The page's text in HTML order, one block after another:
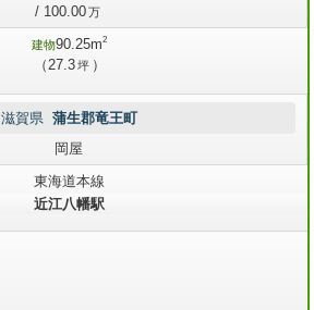
/ 100.00 万
建物90.25m2
（27.3坪 ）
滋賀県 蒲生郡竜王町
岡屋
東海道本線
近江八幡駅